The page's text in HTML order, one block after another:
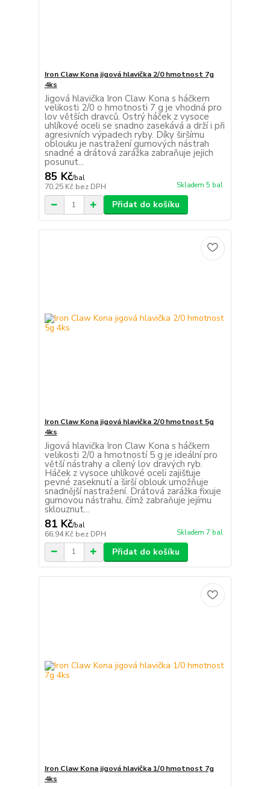
Iron Claw Kona jigová hlavička 2/0 hmotnost 7g
4ks
Jigová hlavička Iron Claw Kona s háčkem
velikosti 2/0 o hmotnosti 7 g je vhodná pro
lov větších dravců. Ostrý háček z vysoce
uhlíkové oceli se snadno zasekává a drží i při
agresivních výpadech ryby. Díky širšímu
oblouku je nastražení gumových nástrah
snadné a drátová zarážka zabraňuje jejich
posunut...
85 Kč/bal
70,25 Kč bez DPH Skladem 5 bal
Přidat do košíku
Iron Claw Kona jigová hlavička 2/0 hmotnost 5g
4ks
Jigová hlavička Iron Claw Kona s háčkem
velikosti 2/0 a hmotností 5 g je ideální pro
větší nástrahy a cílený lov dravých ryb.
Háček z vysoce uhlíkové oceli zajišťuje
pevné zaseknutí a širší oblouk umožňuje
snadnější nastražení. Drátová zarážka fixuje
gumovou nástrahu, čímž zabraňuje jejímu
sklouznut...
81 Kč/bal
66,94 Kč bez DPH Skladem 7 bal
Přidat do košíku
Iron Claw Kona jigová hlavička 1/0 hmotnost 7g
4ks